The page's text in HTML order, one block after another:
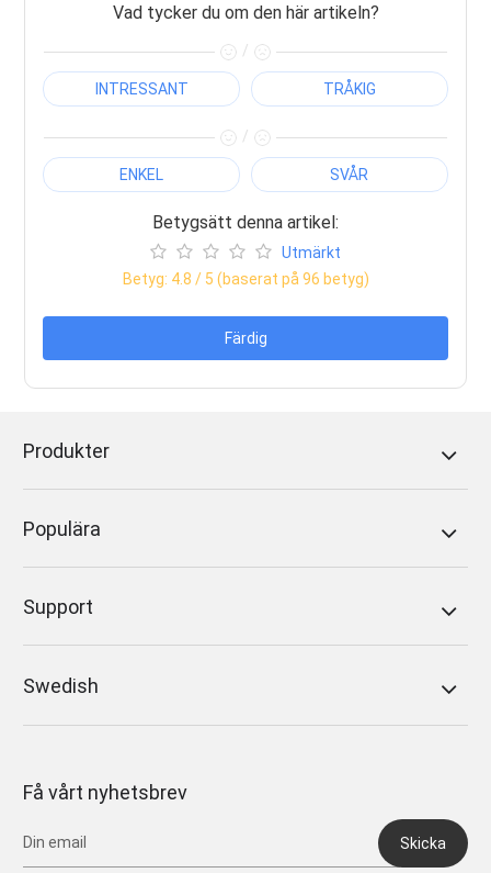
Vad tycker du om den här artikeln?
/
INTRESSANT TRÅKIG
/
ENKEL SVÅR
Betygsätt denna artikel:
Utmärkt
Betyg: 4.8 / 5 (baserat på 96 betyg)
Färdig
Produkter
Populära
Support
Swedish
Få vårt nyhetsbrev
Skicka